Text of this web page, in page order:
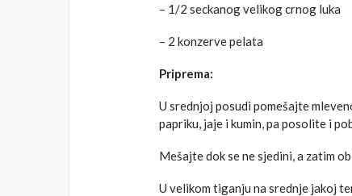
– 1/2 seckanog velikog crnog luka
– 2 konzerve pelata
Priprema:
U srednjoj posudi pomešajte
papriku, jaje i kumin, pa posolite i
Mešajte dok se ne sjedini, a zatim
U velikom tiganju na srednje jakoj